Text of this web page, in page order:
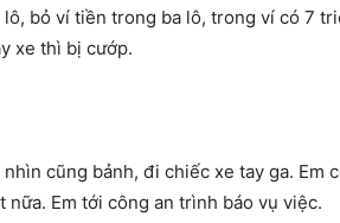
bỏ ví tiền trong ba lô, trong ví có 7
xe thì bị cướp.
cũng bảnh, đi chiếc xe tay ga. Em
Em tới công an trình báo vụ việc.